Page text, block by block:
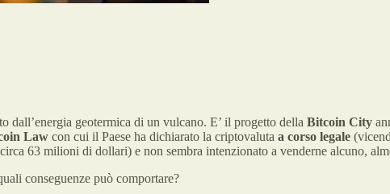
dall’energia geotermica di un vulcano. E’ il progetto della Bitcoin City
Law con cui il Paese ha dichiarato la criptovaluta a corso legale
63 milioni di dollari) e non sembra intenzionato a venderne alcuno,
conseguenze può comportare?